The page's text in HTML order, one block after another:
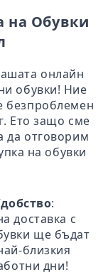
на Обувки
онлайн
обувки! Ние
безпроблемен
Ето защо сме
да отговорим
на обувки
:
доставка с
ще бъдат
близкия
дни!